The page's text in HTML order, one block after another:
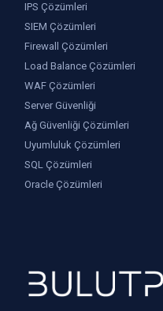
IPS Çözümleri
SIEM Çözümleri
Firewall Çözümleri
Load Balance Çözümleri
WAF Çözümleri
Server Güvenliği
Ağ Güvenliği Çözümleri
Uyumluluk Çözümleri
SQL Çözümleri
Oracle Çözümleri